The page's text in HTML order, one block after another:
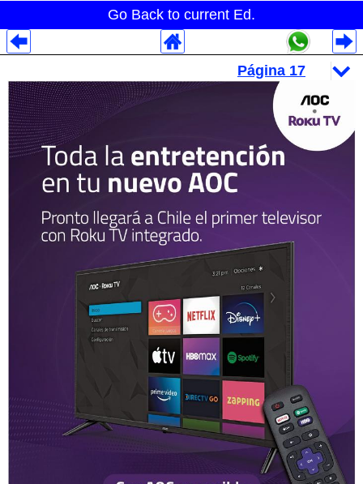
Go Back to current Ed.
Despliegues Analytics
Despliegues Totales
Despliegues por Rubros